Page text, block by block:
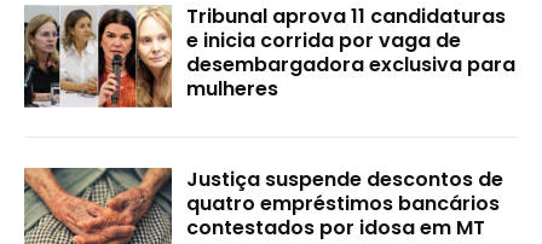
Tribunal aprova 11 candidaturas
e inicia corrida por vaga de
desembargadora exclusiva para
mulheres
Justiça suspende descontos de
quatro empréstimos bancários
contestados por idosa em MT